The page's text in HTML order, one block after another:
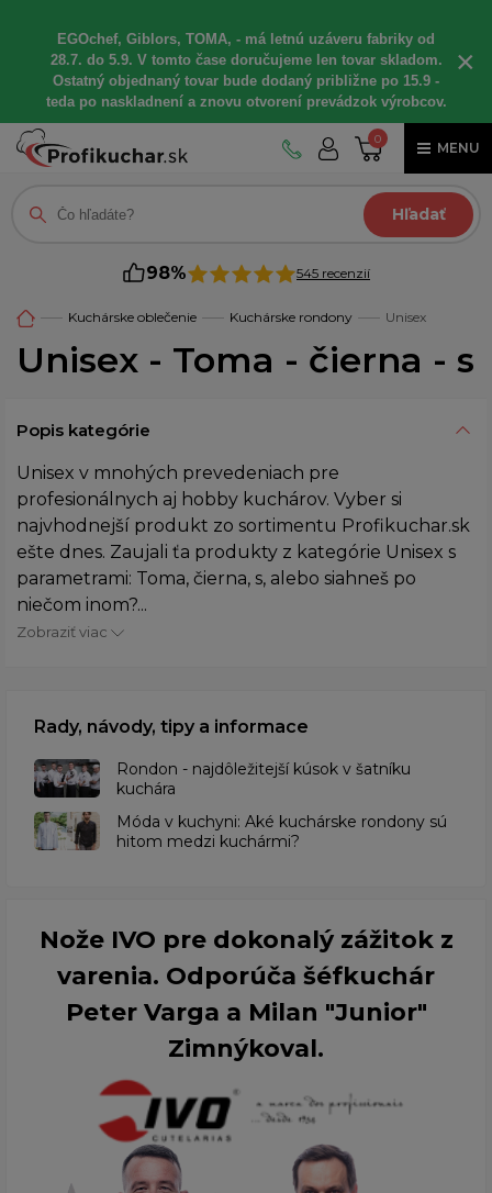
EGOchef, Giblors, TOMA, - má letnú uzáveru fabriky od
28.7. do 5.9. V tomto čase doručujeme len tovar skladom.
Ostatný objednaný tovar bude dodaný približne po 15.9 -
teda po naskladnení a znovu otvorení prevádzok výrobcov.
×
0
MENU
Hľadať
98% 545 recenzií
Kuchárske oblečenie Kuchárske rondony Unisex
Unisex - Toma - čierna - s
Popis kategórie
Unisex v mnohých prevedeniach pre
profesionálnych aj hobby kuchárov. Vyber si
najvhodnejší produkt zo sortimentu Profikuchar.sk
ešte dnes. Zaujali ťa produkty z kategórie Unisex s
parametrami: Toma, čierna, s, alebo siahneš po
niečom inom?...
Zobraziť viac
Rady, návody, tipy a informace
Rondon - najdôležitejší kúsok v šatníku
kuchára
​Móda v kuchyni: Aké kuchárske rondony sú
hitom medzi kuchármi?
Nože IVO pre dokonalý zážitok z
varenia. Odporúča šéfkuchár
Peter Varga a Milan "Junior"
Zimnýkoval.